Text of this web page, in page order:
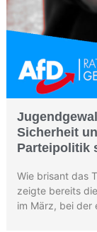
Sicherheit
Parteipolitik
Wie brisant das
zeigte bereits
im März, bei